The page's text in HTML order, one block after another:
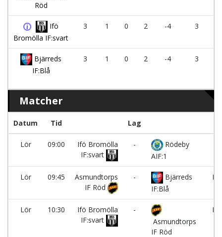
Röd
Ifö
Bromölla IF:svart
3 1 0 2 -4 3
Bjärreds
IF:Blå
3 1 0 2 -4 3
Matcher
Datum Tid Lag
Lör 09:00
Ifö Bromölla
IF:svart
-
Rödeby
AIF:1
Lör 09:45
Asmundtorps
IF Röd
-
Bjärreds
IF:Blå
Lör 10:30
Ifö Bromölla
IF:svart
-
Asmundtorps
IF Röd